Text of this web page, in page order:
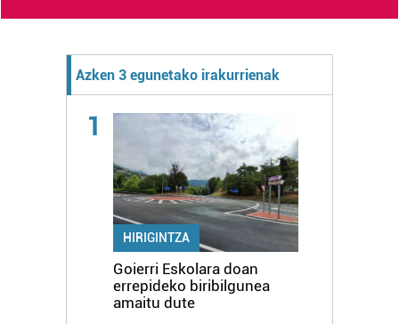
Azken 3 egunetako irakurrienak
1
HIRIGINTZA
Goierri Eskolara doan
errepideko biribilgunea
amaitu dute